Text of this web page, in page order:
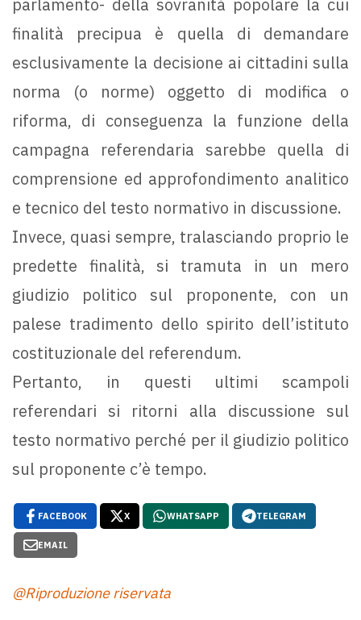
finalità precipua è quella di demandare
esclusivamente la decisione ai cittadini sulla
norma (o norme) oggetto di modifica o
riforma, di conseguenza la funzione della
campagna referendaria sarebbe quella di
comprensione ed approfondimento analitico
e tecnico del testo normativo in discussione.
Invece, quasi sempre, tralasciando proprio le
predette finalità, si tramuta in un mero
giudizio politico sul proponente, con un
palese tradimento dello spirito dell’istituto
costituzionale del referendum.
Pertanto, in questi ultimi scampoli
referendari si ritorni alla discussione sul
testo normativo perché per il giudizio politico
sul proponente c’è tempo.
FACEBOOK X WHATSAPP TELEGRAM
EMAIL
@Riproduzione riservata